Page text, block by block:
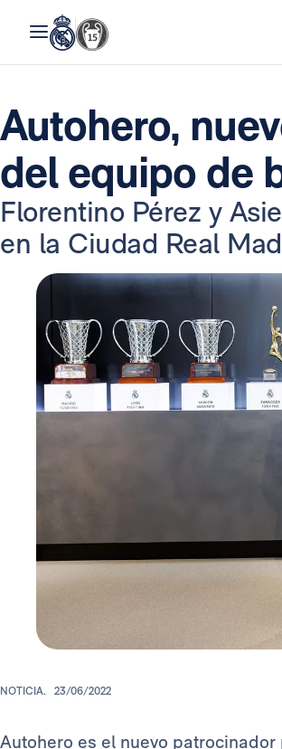
Autohero,
del equipo de
Florentino Pérez y
en la Ciudad Real
NOTICIA. 23/06/2022
Autohero es el nuevo